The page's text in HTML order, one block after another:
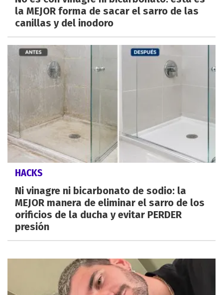
la MEJOR forma de sacar el sarro de las
canillas y del inodoro
HACKS
Ni vinagre ni bicarbonato de sodio: la
MEJOR manera de eliminar el sarro de los
orificios de la ducha y evitar PERDER
presión